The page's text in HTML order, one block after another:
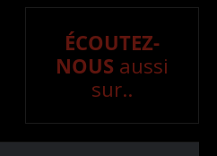
ÉCOUTEZ-
NOUS aussi
sur..